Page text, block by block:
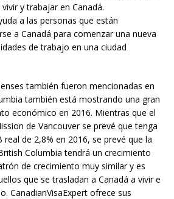
y trabajar en Canadá.
a las personas que están
a Canadá para comenzar una nueva
de trabajo en una ciudad
también fueron mencionadas en
también está mostrando una gran
económico en 2016. Mientras que el
de Vancouver se prevé que tenga
de 2,8% en 2016, se prevé que la
Columbia tendrá un crecimiento
de crecimiento muy similar y es
que se trasladan a Canadá a vivir e
CanadianVisaExpert ofrece sus